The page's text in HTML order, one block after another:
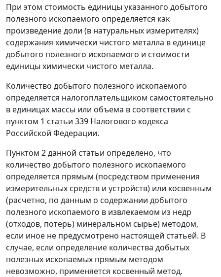
При этом стоимость единицы указанного добытого
полезного ископаемого определяется как
произведение доли (в натуральных измерителях)
содержания химически чистого металла в единице
добытого полезного ископаемого и стоимости
единицы химически чистого металла.
Количество добытого полезного ископаемого
определяется налогоплательщиком самостоятельно
в единицах массы или объема в соответствии с
пунктом 1 статьи 339 Налогового кодекса
Российской Федерации.
Пунктом 2данной статьи определено, что
количество добытого полезного ископаемого
определяется прямым (посредством применения
измерительных средств и устройств) или косвенным
(расчетно, по данным о содержании добытого
полезного ископаемого в извлекаемом из недр
(отходов, потерь) минеральном сырье) методом,
если иное не предусмотрено настоящей статьей. В
случае, если определение количества добытых
полезных ископаемых прямым методом
невозможно, применяется косвенный метод.